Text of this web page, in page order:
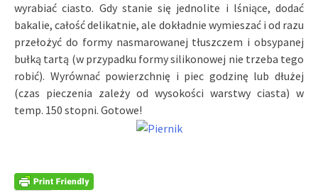
wyrabiać ciasto. Gdy stanie się jednolite i lśniące, dodać
bakalie, całość delikatnie, ale dokładnie wymieszać i od razu
przełożyć do formy nasmarowanej tłuszczem i obsypanej
bułką tartą (w przypadku formy silikonowej nie trzeba tego
robić). Wyrównać powierzchnię i piec godzinę lub dłużej
(czas pieczenia zależy od wysokości warstwy ciasta) w
temp. 150 stopni. Gotowe!